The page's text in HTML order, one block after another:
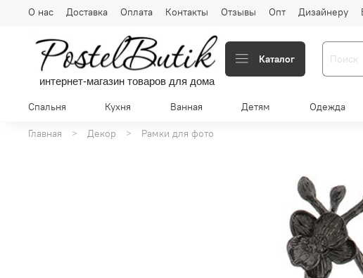
О нас Доставка Оплата Контакты Отзывы Опт Дизайнеру
интернет-магазин товаров для дома
Каталог
Спальня Кухня Ванная Детям Одежда
Главная Декор Рамки для фото